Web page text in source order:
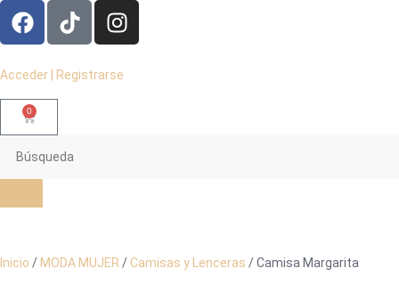
Acceder | Registrarse
0
Inicio / MODA MUJER /Camisas y Lenceras / Camisa Margarita